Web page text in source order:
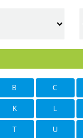
B C
K L
T U